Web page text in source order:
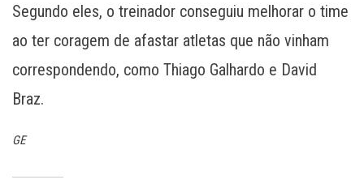
Segundo eles, o treinador conseguiu melhorar o time
ao ter coragem de afastar atletas que não vinham
correspondendo, como Thiago Galhardo e David
Braz.
GE